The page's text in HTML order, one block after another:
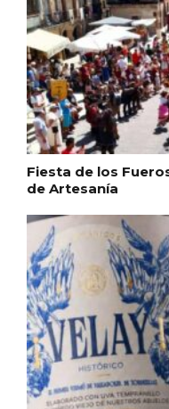
Fiesta de los
de Artesanía
Fermoselle, ella
Arribes